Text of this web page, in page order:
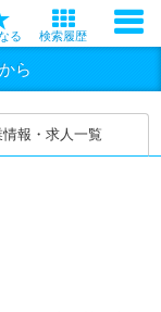
る 検索履歴
ら
情報・求人一覧